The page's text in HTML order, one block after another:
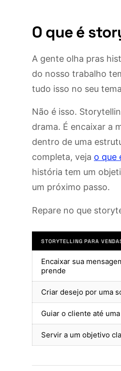
O que é
A gente olha pras
do nosso trabalho
tudo isso no seu
Não é isso.
drama. É encaixar a
dentro de uma
completa, veja o que
história tem um
um próximo passo.
Repare no que
STORYTELLING PARA
Encaixar sua
prende
Criar desejo por uma
Guiar o cliente até
Servir a um objetivo